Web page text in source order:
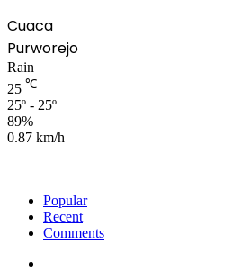
Cuaca
Purworejo
Rain
25 ℃
25º - 25º
89%
0.87 km/h
Popular
Recent
Comments